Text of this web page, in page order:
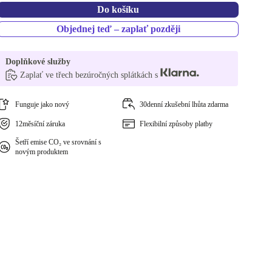
Do košíku
Objednej teď – zaplať později
Doplňkové služby
Zaplať ve třech bezúročných splátkách s
Funguje jako nový 30denní zkušební lhůta zdarma
12měsíční záruka Flexibilní způsoby platby
Šetří emise CO₂ ve srovnání s
novým produktem